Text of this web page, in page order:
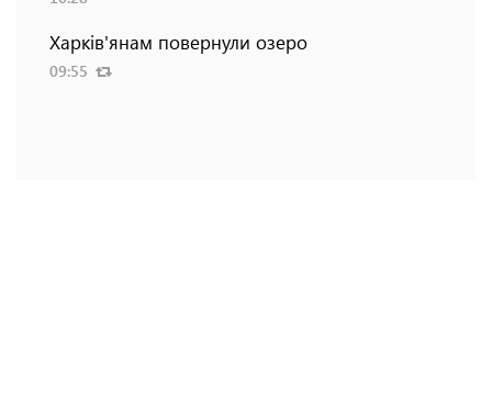
Харків'янам повернули озеро
09:55